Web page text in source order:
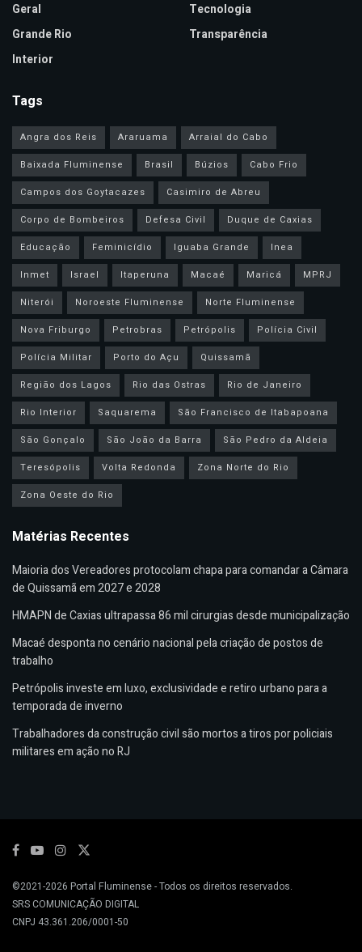
Geral
Grande Rio
Interior
Tecnologia
Transparência
Tags
Angra dos Reis Araruama
Arraial do Cabo
Baixada Fluminense
Brasil Búzios
Cabo Frio
Campos dos Goytacazes
Casimiro de Abreu
Corpo de Bombeiros
Defesa Civil
Duque de Caxias
Educação
Feminicídio Iguaba Grande
Inea
Inmet
Israel Itaperuna Macaé Maricá
MPRJ
Niterói
Noroeste Fluminense
Norte Fluminense
Nova Friburgo
Petrobras Petrópolis
Polícia Civil
Polícia Militar
Porto do Açu
Quissamã
Região dos Lagos
Rio das Ostras
Rio de Janeiro
Rio Interior
Saquarema
São Francisco de Itabapoana
São Gonçalo
São João da Barra
São Pedro da Aldeia
Teresópolis
Volta Redonda
Zona Norte do Rio
Zona Oeste do Rio
Matérias Recentes
Maioria dos Vereadores protocolam chapa para comandar a Câmara
de Quissamã em 2027 e 2028
HMAPN de Caxias ultrapassa 86 mil cirurgias desde municipalização
Macaé desponta no cenário nacional pela criação de postos de
trabalho
Petrópolis investe em luxo, exclusividade e retiro urbano para a
temporada de inverno
Trabalhadores da construção civil são mortos a tiros por policiais
militares em ação no RJ
©2021-2026 Portal Fluminense- Todos os direitos reservados.
SRS COMUNICAÇÃO DIGITAL
CNPJ 43.361.206/0001-50